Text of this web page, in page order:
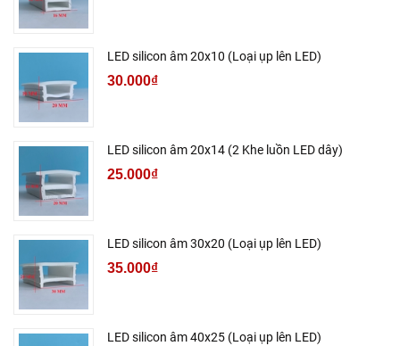
LED silicon âm 20x10 (Loại ụp lên LED)
30.000₫
LED silicon âm 20x14 (2 Khe luồn LED dây)
25.000₫
LED silicon âm 30x20 (Loại ụp lên LED)
35.000₫
LED silicon âm 40x25 (Loại ụp lên LED)